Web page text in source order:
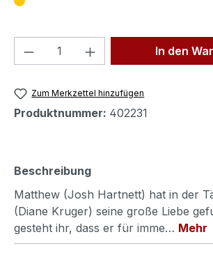
Produkt Anzahl: Gib den
In den
Zum Merkzettel hinzufügen
Produktnummer: 402231
Beschreibung
Matthew (Josh Hartnett) hat in der
(Diane Kruger) seine große Liebe
gesteht ihr, dass er für imme… Mehr